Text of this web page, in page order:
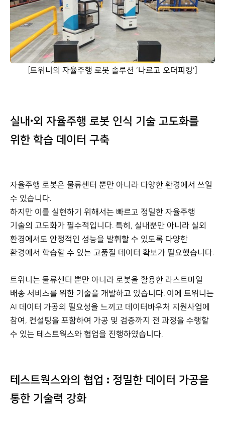
[트위니의 자율주행 로봇 솔루션 ‘나르고 오더피킹’]
실내·외 자율주행 로봇 인식 기술 고도화를
위한 학습 데이터 구축
자율주행 로봇은 물류센터 뿐만 아니라 다양한 환경에서 쓰일
수 있습니다.
하지만 이를 실현하기 위해서는 빠르고 정밀한 자율주행
기술의 고도화가 필수적입니다. 특히, 실내뿐만 아니라 실외
환경에서도 안정적인 성능을 발휘할 수 있도록 다양한
환경에서 학습할 수 있는 고품질 데이터 확보가 필요했습니다.
트위니는 물류센터 뿐만 아니라 로봇을 활용한 라스트마일
배송 서비스를 위한 기술을 개발하고 있습니다. 이에 트위니는
AI 데이터 가공의 필요성을 느끼고 데이터바우처 지원사업에
참여, 컨설팅을 포함하여 가공 및 검증까지 전 과정을 수행할
수 있는 테스트웍스와 협업을 진행하였습니다.
테스트웍스와의 협업 : 정밀한 데이터 가공을
통한 기술력 강화